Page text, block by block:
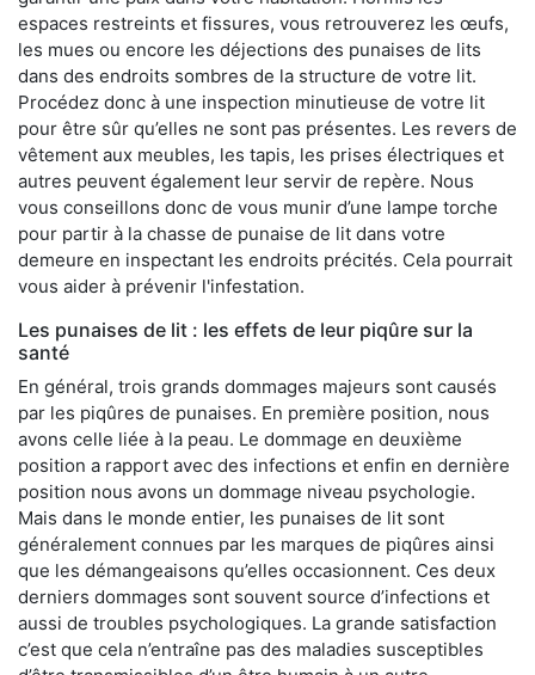
espaces restreints et fissures, vous retrouverez les œufs,
les mues ou encore les déjections des punaises de lits
dans des endroits sombres de la structure de votre lit.
Procédez donc à une inspection minutieuse de votre lit
pour être sûr qu’elles ne sont pas présentes. Les revers de
vêtement aux meubles, les tapis, les prises électriques et
autres peuvent également leur servir de repère. Nous
vous conseillons donc de vous munir d’une lampe torche
pour partir à la chasse de punaise de lit dans votre
demeure en inspectant les endroits précités. Cela pourrait
vous aider à prévenir l'infestation.
Les punaises de lit : les effets de leur piqûre sur la
santé
En général, trois grands dommages majeurs sont causés
par les piqûres de punaises. En première position, nous
avons celle liée à la peau. Le dommage en deuxième
position a rapport avec des infections et enfin en dernière
position nous avons un dommage niveau psychologie.
Mais dans le monde entier, les punaises de lit sont
généralement connues par les marques de piqûres ainsi
que les démangeaisons qu’elles occasionnent. Ces deux
derniers dommages sont souvent source d’infections et
aussi de troubles psychologiques. La grande satisfaction
c’est que cela n’entraîne pas des maladies susceptibles